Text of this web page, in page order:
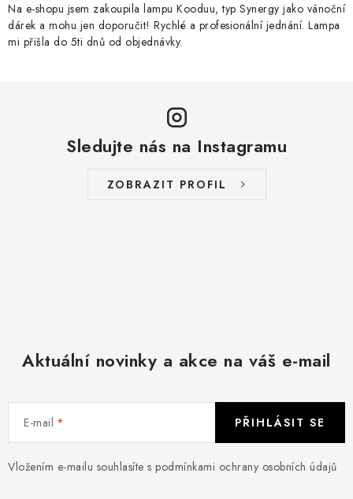
Na e-shopu jsem zakoupila lampu Kooduu, typ Synergy jako vánoční
dárek a mohu jen doporučit! Rychlé a profesionální jednání. Lampa
mi přišla do 5ti dnů od objednávky.
Sledujte nás na Instagramu
ZOBRAZIT PROFIL
Aktuální novinky a akce na váš e-mail
E-mail
Vložením e-mailu souhlasíte s podmínkami ochrany osobních údajů
PŘIHLÁSIT SE